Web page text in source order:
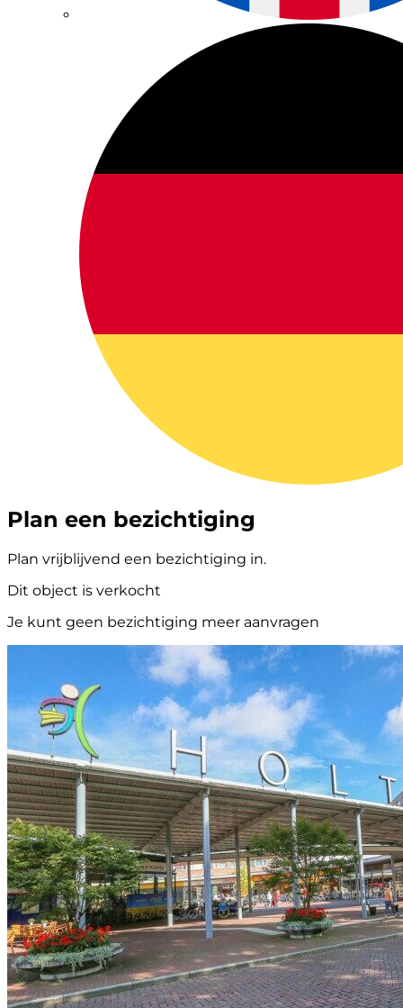
Plan een bezichtiging
Plan vrijblijvend een bezichtiging in.
Dit object is verkocht
Je kunt geen bezichtiging meer aanvragen